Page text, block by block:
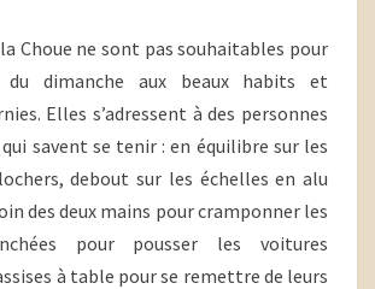
Choue ne sont pas souhaitables pour
dimanche aux beaux habits et
Elles s’adressent à des personnes
savent se tenir : en équilibre sur les
debout sur les échelles en alu
des deux mains pour cramponner les
pour pousser les voitures
à table pour se remettre de leurs